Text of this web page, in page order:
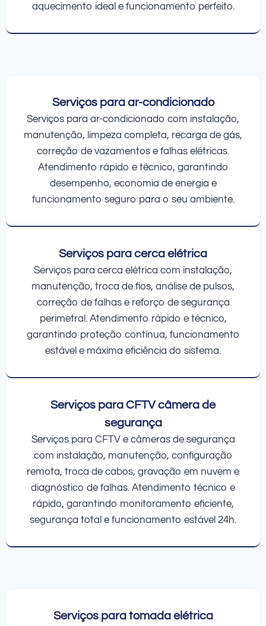
aquecimento ideal e funcionamento perfeito.
Serviços para ar-condicionado
Serviços para ar-condicionado com instalação,
manutenção, limpeza completa, recarga de gás,
correção de vazamentos e falhas elétricas.
Atendimento rápido e técnico, garantindo
desempenho, economia de energia e
funcionamento seguro para o seu ambiente.
Serviços para cerca elétrica
Serviços para cerca elétrica com instalação,
manutenção, troca de fios, análise de pulsos,
correção de falhas e reforço de segurança
perimetral. Atendimento rápido e técnico,
garantindo proteção contínua, funcionamento
estável e máxima eficiência do sistema.
Serviços para CFTV câmera de
segurança
Serviços para CFTV e câmeras de segurança
com instalação, manutenção, configuração
remota, troca de cabos, gravação em nuvem e
diagnóstico de falhas. Atendimento técnico e
rápido, garantindo monitoramento eficiente,
segurança total e funcionamento estável 24h.
Serviços para tomada elétrica